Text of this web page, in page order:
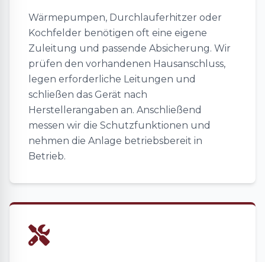
Wärmepumpen, Durchlauferhitzer oder
Kochfelder benötigen oft eine eigene
Zuleitung und passende Absicherung. Wir
prüfen den vorhandenen Hausanschluss,
legen erforderliche Leitungen und
schließen das Gerät nach
Herstellerangaben an. Anschließend
messen wir die Schutzfunktionen und
nehmen die Anlage betriebsbereit in
Betrieb.